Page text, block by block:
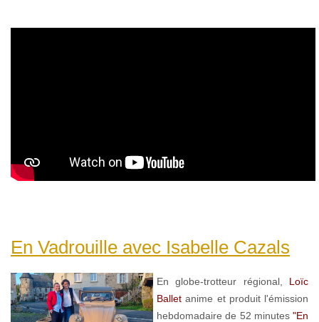
En Vadrouille avec Isabelle Cazals
En globe-trotteur régional, Loïc
Ballet anime et produit l'émission
hebdomadaire de 52 minutes "En